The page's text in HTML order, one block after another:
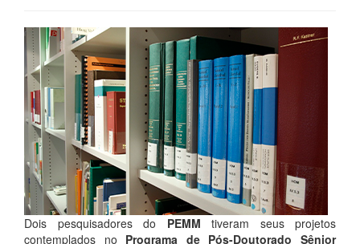
Dois pesquisadores do PEMM tiveram seus projetos
contemplados no Programa de Pós-Doutorado Sênior